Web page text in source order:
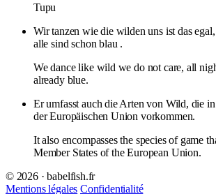
Tupu
Wir tanzen wie die wilden uns ist das
alle sind schon blau .
We dance like wild we do not care, all
already blue.
Er umfasst auch die Arten von Wild, die
der Europäischen Union vorkommen.
It also encompasses the species of game
Member States of the European Union.
© 2026 · babelfish.fr
Mentions légales Confidentialité